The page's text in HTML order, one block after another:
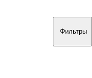
Фильтры